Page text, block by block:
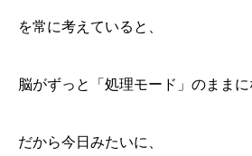
を常に考えていると、
脳がずっと「処理モード」のままに
だから今日みたいに、